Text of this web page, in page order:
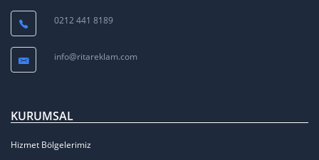
0212 441 8189
info@ritareklam.com
KURUMSAL
Hizmet Bölgelerimiz